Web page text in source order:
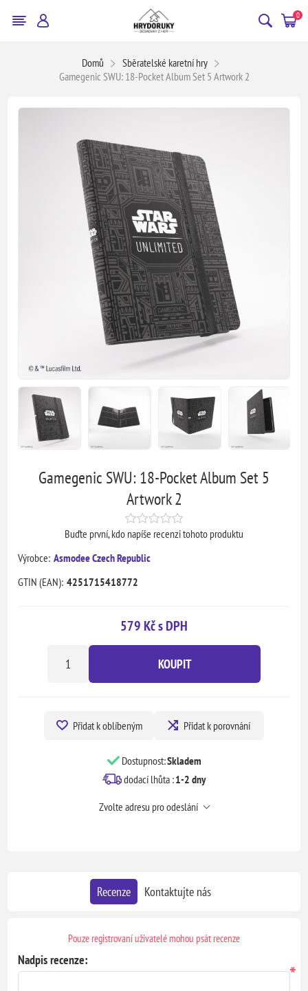
0
Domů
Sběratelské karetní hry
Gamegenic SWU: 18-Pocket Album Set 5 Artwork 2
Gamegenic SWU: 18-Pocket Album Set 5
Artwork 2
Buďte první, kdo napíše recenzi tohoto produktu
Výrobce: Asmodee Czech Republic
GTIN (EAN): 4251715418772
579 Kč s DPH
KOUPIT
Přidat k oblíbeným Přidat k porovnání
Dostupnost:Skladem
dodací lhůta :1-2 dny
Zvolte adresu pro odeslání
Recenze Kontaktujte nás
Pouze registrovaní uživatelé mohou psát recenze
Nadpis recenze:
*